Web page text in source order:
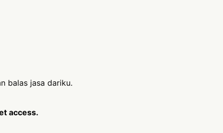
balas jasa dariku.
access.